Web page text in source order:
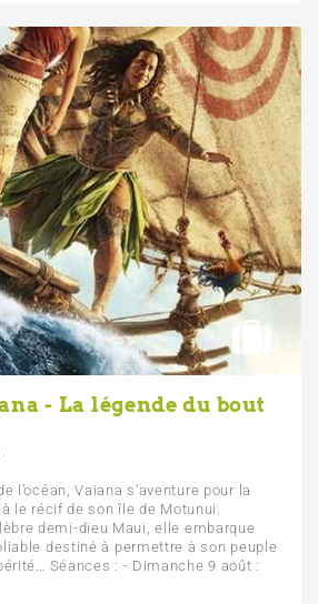
- La légende du bout
l’océan, Vaiana s’aventure pour la
le récif de son île de Motunui.
demi-dieu Maui, elle embarque
destiné à permettre à son peuple
Séances : - Dimanche 9 août :